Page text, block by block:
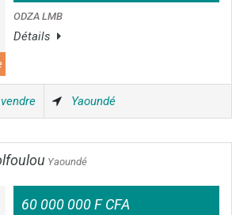
ODZA LMB
Détails
Yaoundé
Yaoundé
60 000 000 F CFA